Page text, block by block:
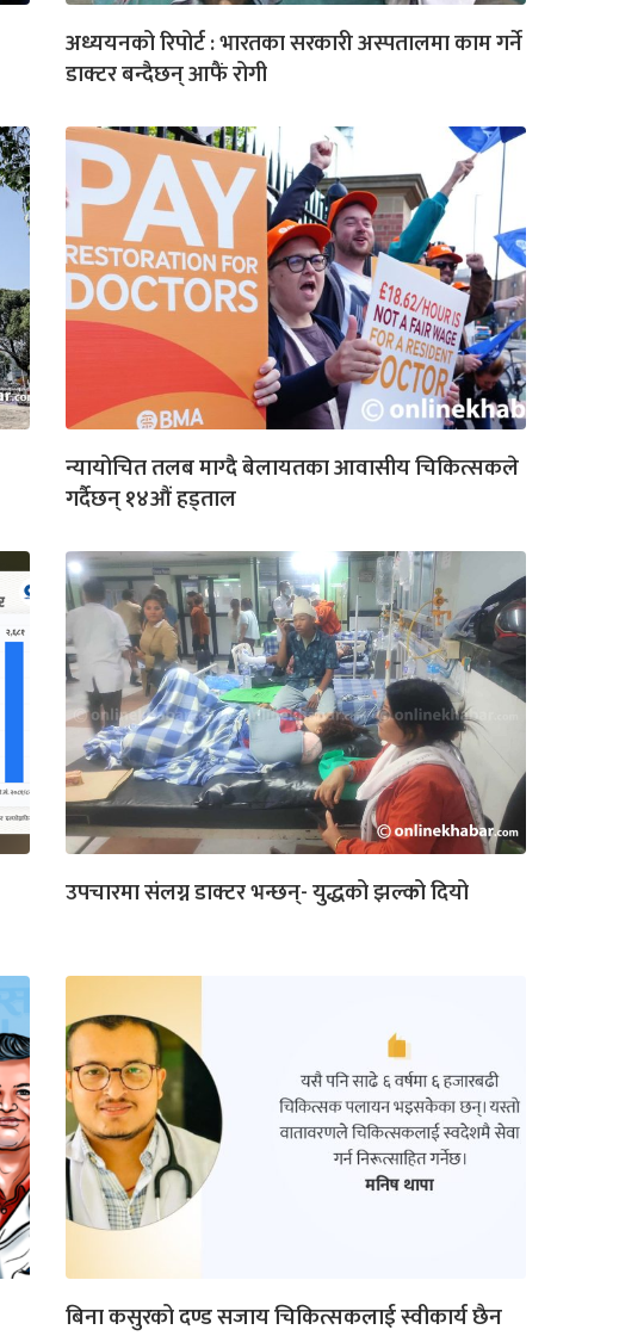
अध्ययनको रिपोर्ट : भारतका सरकारी अस्पतालमा काम गर्ने
डाक्टर बन्दैछन् आफैं रोगी
न्यायोचित तलब माग्दै बेलायतका आवासीय चिकित्सकले
गर्दैछन् १४औं हड्ताल
उपचारमा संलग्न डाक्टर भन्छन्- युद्धको झल्को दियो
बिना कसुरको दण्ड सजाय चिकित्सकलाई स्वीकार्य छैन